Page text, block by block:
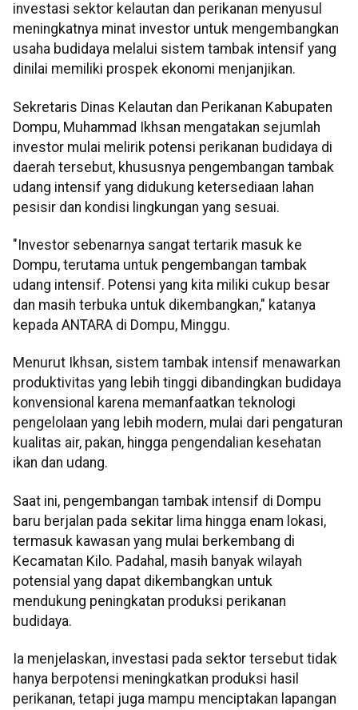
investasi sektor kelautan dan perikanan menyusul
meningkatnya minat investor untuk mengembangkan
usaha budidaya melalui sistem tambak intensif yang
dinilai memiliki prospek ekonomi menjanjikan.
Sekretaris Dinas Kelautan dan Perikanan Kabupaten
Dompu, Muhammad Ikhsan mengatakan sejumlah
investor mulai melirik potensi perikanan budidaya di
daerah tersebut, khususnya pengembangan tambak
udang intensif yang didukung ketersediaan lahan
pesisir dan kondisi lingkungan yang sesuai.
"Investor sebenarnya sangat tertarik masuk ke
Dompu, terutama untuk pengembangan tambak
udang intensif. Potensi yang kita miliki cukup besar
dan masih terbuka untuk dikembangkan," katanya
kepada ANTARA di Dompu, Minggu.
Menurut Ikhsan, sistem tambak intensif menawarkan
produktivitas yang lebih tinggi dibandingkan budidaya
konvensional karena memanfaatkan teknologi
pengelolaan yang lebih modern, mulai dari pengaturan
kualitas air, pakan, hingga pengendalian kesehatan
ikan dan udang.
Saat ini, pengembangan tambak intensif di Dompu
baru berjalan pada sekitar lima hingga enam lokasi,
termasuk kawasan yang mulai berkembang di
Kecamatan Kilo. Padahal, masih banyak wilayah
potensial yang dapat dikembangkan untuk
mendukung peningkatan produksi perikanan
budidaya.
Ia menjelaskan, investasi pada sektor tersebut tidak
hanya berpotensi meningkatkan produksi hasil
perikanan, tetapi juga mampu menciptakan lapangan